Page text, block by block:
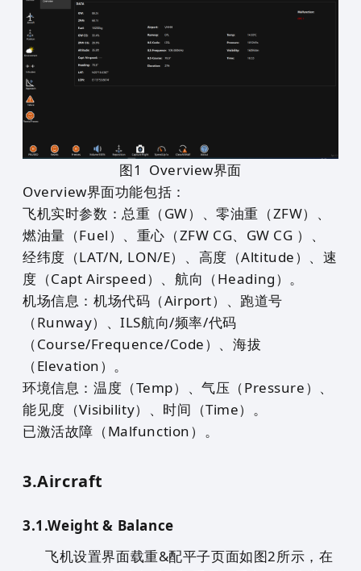
图1
Overview界面
Overview界面功能包括：
飞机实时参数：总重（GW）、零油重（ZFW）、
燃油量（Fuel）、重心（ZFW CG、GW CG ）、
经纬度（LAT/N, LON/E）、高度（Altitude）、速
度（Capt Airspeed）、航向（Heading）。
机场信息：机场代码（Airport）、跑道号
（Runway）、ILS航向/频率/代码
（Course/Frequence/Code）、海拔
（Elevation）。
环境信息：温度（Temp）、气压（Pressure）、
能见度（Visibility）、时间（Time）。
已激活故障（Malfunction）。
3.Aircraft
3.1.Weight & Balance
飞机设置界面载重&配平子页面如图2所示，在